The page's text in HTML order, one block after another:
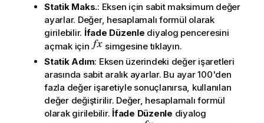
Statik Maks.: Eksen için sabit maksimum değer
ayarlar. Değer, hesaplamalı formül olarak
girilebilir. İfade Düzenle diyalog penceresini
açmak için
simgesine tıklayın.
Statik Adım: Eksen üzerindeki değer işaretleri
arasında sabit aralık ayarlar. Bu ayar 100'den
fazla değer işaretiyle sonuçlanırsa, kullanılan
değer değiştirilir. Değer, hesaplamalı formül
olarak girilebilir. İfade Düzenle diyalog